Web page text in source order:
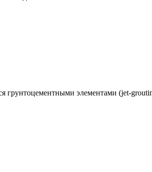
грунтоцементными элементами (jet-